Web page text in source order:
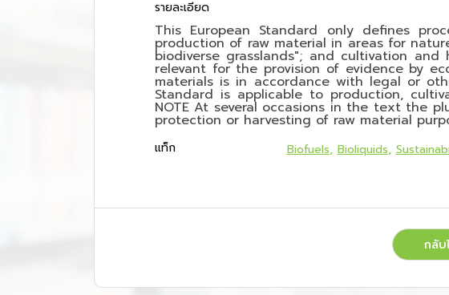
รายละเอียด
This European Standard only defines
production of raw material in areas for
biodiverse grasslands"; and cultivation
relevant for the provision of evidence by
materials is in accordance with legal or
Standard is applicable to production,
NOTE At several occasions in the text the
protection or harvesting of raw material
แท็ก Biofuels Bioliquids
กลับ